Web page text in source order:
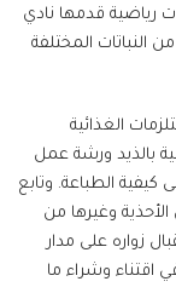
رياضية قدمها نادي
إلى جانب قرابة 1000 شتلة من النباتات المختلفة
الغذائية
بالذيد ورشة عمل
الطباعة. وتابع
قرابة 1000 قطعة من الأحذية وغيرها من
زواره على مدار
في اقتناء وشراء ما